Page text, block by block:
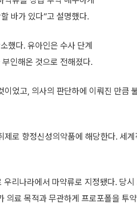
바가 있다”고 설명했다.
했다. 유아인은 수사 단계
인해온 것으로 전해졌다.
었고, 의사의 판단하에 이뤄진 만큼
로 향정신성의약품에 해당한다. 세계
리나라에서 마약류로 지정됐다. 당
료 목적과 무관하게 프로포폴을 투